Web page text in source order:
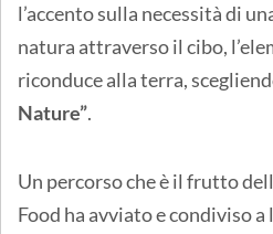
l’accento sulla necessità di
natura attraverso il cibo,
riconduce alla terra,
Nature”.
Un percorso che è il frutto
Food ha avviato e condiviso